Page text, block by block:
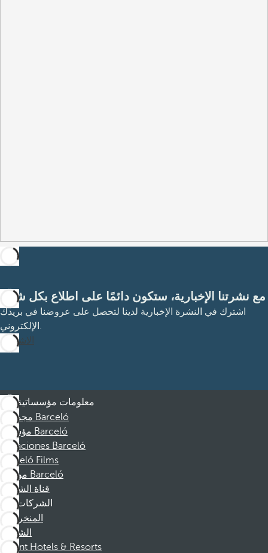
مع نشرتنا الإخبارية، ستكون دائمًا على اطلاع بكل شيء
اشترك في النشرة الإخبارية لدينا لتحصل على عروضنا في بريدك
الإلكتروني.
الاشتراك
معلومات مؤسساتية
مجموعة Barceló
مؤسسة Barceló
Vacaciones Barceló
Barceló Films
موظفو Barceló
قناة الشكوى
الشركات
المنخرطين
الشركاء
Dorint Hotels & Resorts